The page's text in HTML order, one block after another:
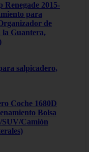
Renegade 2015-
para
de
la Guantera,
salpicadero,
Coche 1680D
Bolsa
Camión